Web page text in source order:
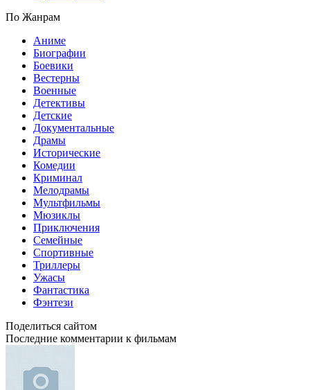
По Жанрам
Аниме
Биографии
Боевики
Вестерны
Военные
Детективы
Детские
Документальные
Драмы
Исторические
Комедии
Криминал
Мелодрамы
Мультфильмы
Мюзиклы
Приключения
Семейные
Спортивные
Триллеры
Ужасы
Фантастика
Фэнтези
Поделиться сайтом
Последние комментарии к фильмам